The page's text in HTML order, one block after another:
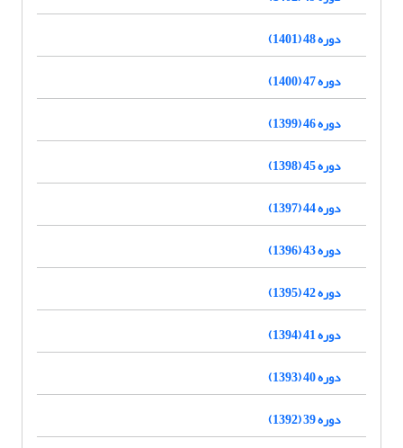
دوره 48 (1401)
دوره 47 (1400)
دوره 46 (1399)
دوره 45 (1398)
دوره 44 (1397)
دوره 43 (1396)
دوره 42 (1395)
دوره 41 (1394)
دوره 40 (1393)
دوره 39 (1392)